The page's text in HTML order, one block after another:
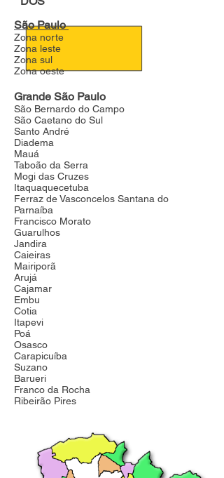
São Paulo
Zona norte
Zona leste
Zona sul
Zona oeste
Grande São Paulo
São Bernardo do Campo
São Caetano do Sul
Santo André
Diadema
Mauá
Taboão da Serra
Mogi das Cruzes
Itaquaquecetuba
Ferraz de Vasconcelos Santana do
Parnaíba
Francisco Morato
Guarulhos
Jandira
Caieiras
Mairiporã
Arujá
Cajamar
Embu
Cotia
Itapevi
Poá
Osasco
Carapicuíba
Suzano
Barueri
Franco da Rocha
Ribeirão Pires